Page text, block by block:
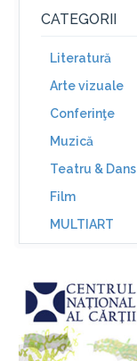
CATEGORII
Literatură
Arte vizuale
Conferinţe
Muzică
Teatru & Dans
Film
MULTIART